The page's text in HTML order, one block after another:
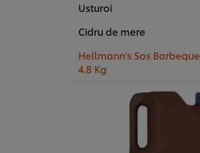
Usturoi
Cidru de mere
Hellmann's Sos Barbeque
4.8 Kg